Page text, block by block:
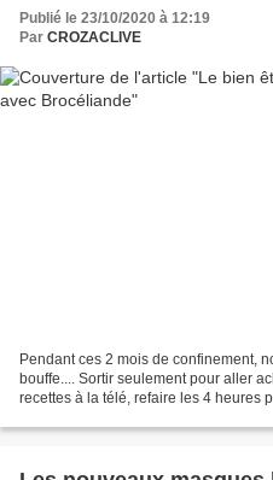
Publié le 23/10/2020 à 12:19
Par CROZACLIVE
Pendant ces 2 mois de confinement,
bouffe.... Sortir seulement pour aller
recettes à la télé, refaire les 4 heures